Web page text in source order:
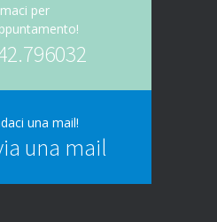
per
una mail!
una mail